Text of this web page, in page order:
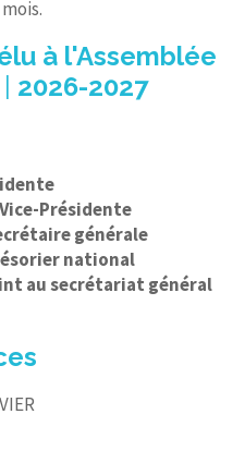
à l'Assemblée
2026-2027
Vice-Présidente
générale
national
au secrétariat général